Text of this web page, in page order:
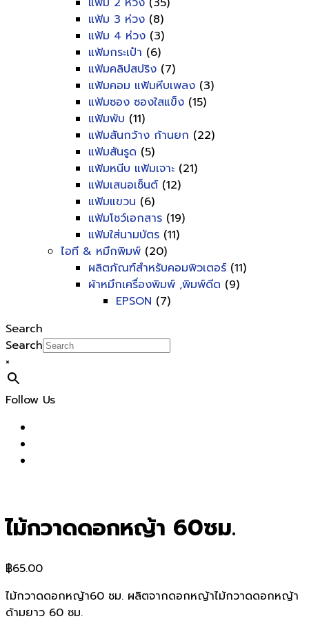
แฟ้ม 3 ห่วง (8)
แฟ้ม 4 ห่วง (3)
แฟ้มกระเป๋า (6)
แฟ้มคลิปสปริง (7)
แฟ้มคอม แฟ้มหีบเพลง (3)
แฟ้มซอง ซองใสแข็ง (15)
แฟ้มพับ (11)
แฟ้มสันกว้าง ก้านยก (22)
แฟ้มสันรูด (5)
แฟ้มหนีบ แฟ้มเจาะ (21)
แฟ้มเสนอเซ็นต์ (12)
แฟ้มแขวน (6)
แฟ้มโชว์เอกสาร (19)
แฟ้มใส่นามบัตร (11)
ไอที & หมึกพิมพ์ (20)
ผลิตภัณฑ์สำหรับคอมพิวเตอร์ (11)
ผ้าหมึกเครื่องพิมพ์ ,พิมพ์ดีด (9)
EPSON (7)
Search
Search
×
Follow Us
ไม้กวาดดอกหญ้า 60ซม.
฿65.00
ไม้กวาดดอกหญ้า60 ซม. ผลิตจากดอกหญ้าไม้กวาดดอกหญ้า
ด้ามยาว 60 ซม.